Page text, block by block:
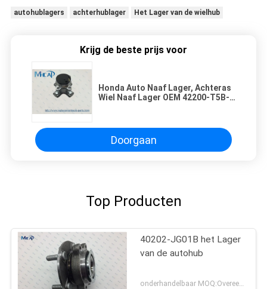
autohublagers achterhublager Het Lager van de wielhub
Krijg de beste prijs voor
Honda Auto Naaf Lager, Achteras
Wiel Naaf Lager OEM 42200-T5B-
Doorgaan
Top Producten
40202-JG01B het Lager
van de autohub
onderhandelbaar MOQ:Overeen te komen